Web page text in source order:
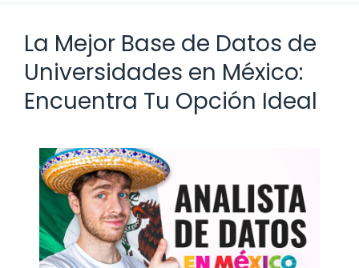
La Mejor Base de Datos de
Universidades en México:
Encuentra Tu Opción Ideal